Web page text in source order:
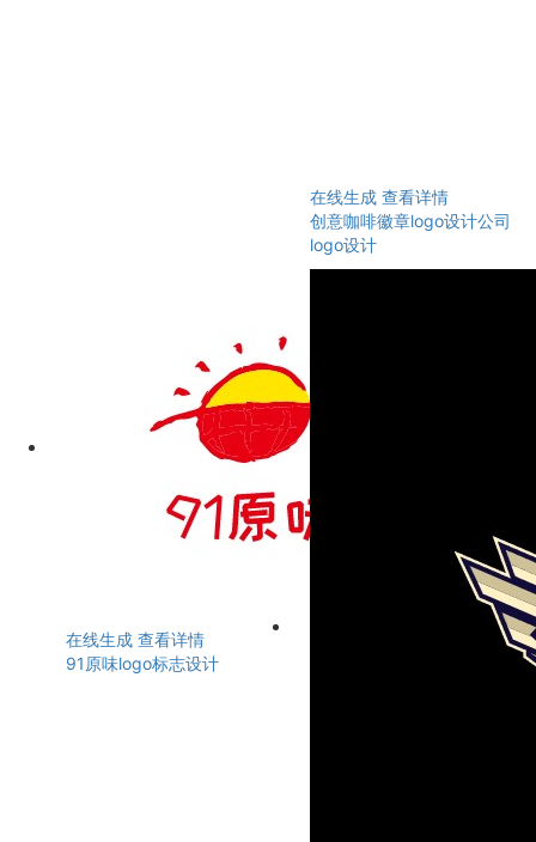
在线生成 查看详情
创意咖啡徽章logo设计公司
logo设计
在线生成 查看详情
91原味logo标志设计